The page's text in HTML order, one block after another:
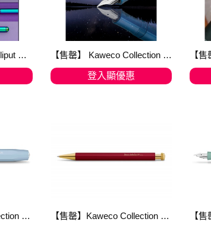
Liliput Kolibri 鋼筆 送 Liliput Mini-converter Foldable ,【順豐免運費】僅限網上登記會員 【售罄】 Kaweco Collection Sport 2023 限量版 富山冷光藍 Toyama Teal 鋼筆
登入顯優惠
【售罄】Kaweco Collection Skyline Sport Mellow Blue 天空藍 2022 限量鋼筆 【售罄】Kaweco Collection Special Red Ballpen 限量版原子筆 10002285